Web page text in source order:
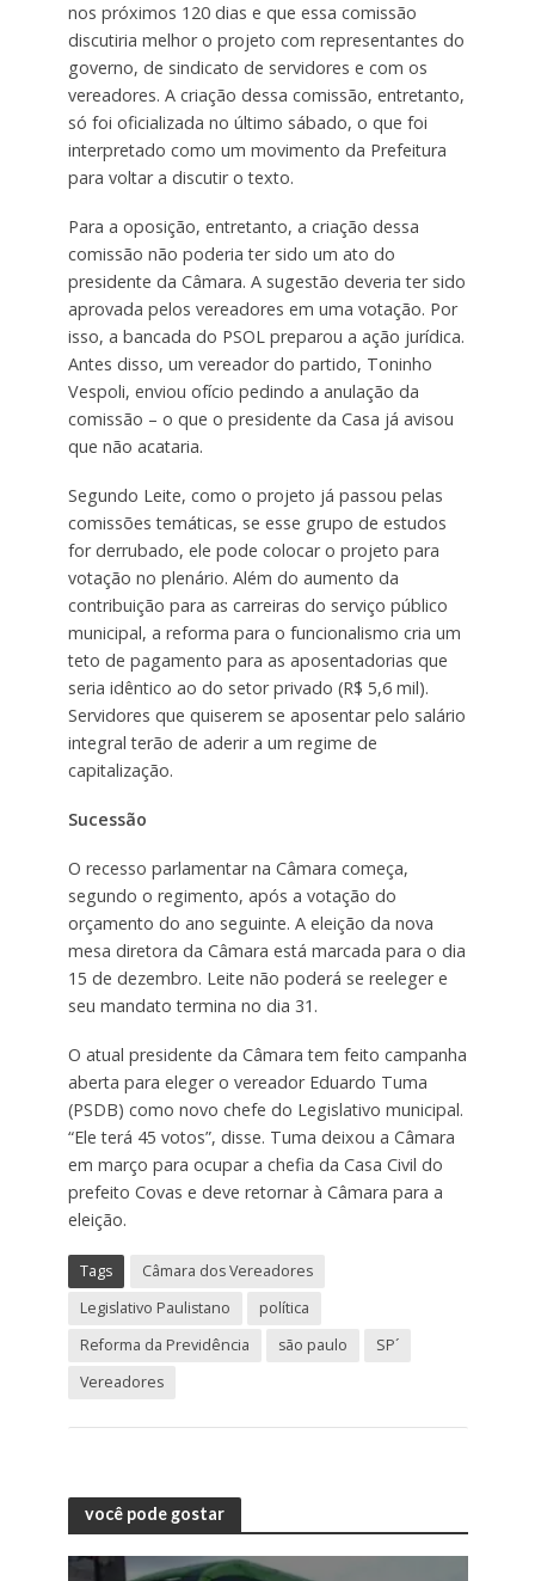
nos próximos 120 dias e que essa comissão
discutiria melhor o projeto com representantes do
governo, de sindicato de servidores e com os
vereadores. A criação dessa comissão, entretanto,
só foi oficializada no último sábado, o que foi
interpretado como um movimento da Prefeitura
para voltar a discutir o texto.
Para a oposição, entretanto, a criação dessa
comissão não poderia ter sido um ato do
presidente da Câmara. A sugestão deveria ter sido
aprovada pelos vereadores em uma votação. Por
isso, a bancada do PSOL preparou a ação jurídica.
Antes disso, um vereador do partido, Toninho
Vespoli, enviou ofício pedindo a anulação da
comissão – o que o presidente da Casa já avisou
que não acataria.
Segundo Leite, como o projeto já passou pelas
comissões temáticas, se esse grupo de estudos
for derrubado, ele pode colocar o projeto para
votação no plenário. Além do aumento da
contribuição para as carreiras do serviço público
municipal, a reforma para o funcionalismo cria um
teto de pagamento para as aposentadorias que
seria idêntico ao do setor privado (R$ 5,6 mil).
Servidores que quiserem se aposentar pelo salário
integral terão de aderir a um regime de
capitalização.
Sucessão
O recesso parlamentar na Câmara começa,
segundo o regimento, após a votação do
orçamento do ano seguinte. A eleição da nova
mesa diretora da Câmara está marcada para o dia
15 de dezembro. Leite não poderá se reeleger e
seu mandato termina no dia 31.
O atual presidente da Câmara tem feito campanha
aberta para eleger o vereador Eduardo Tuma
(PSDB) como novo chefe do Legislativo municipal.
“Ele terá 45 votos”, disse. Tuma deixou a Câmara
em março para ocupar a chefia da Casa Civil do
prefeito Covas e deve retornar à Câmara para a
eleição.
Tags
Câmara dos Vereadores
Legislativo Paulistano
política
Reforma da Previdência
são paulo
SP´
Vereadores
você pode gostar